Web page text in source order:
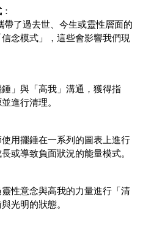
：
帶了過去世、今生或靈性層面的
念模式」，這些會影響我們現
」與「高我」溝通，獲得指
進行清理。
用擺錘在一系列的圖表上進行
或導致負面狀況的能量模式。
性意念與高我的力量進行「清
光明的狀態。